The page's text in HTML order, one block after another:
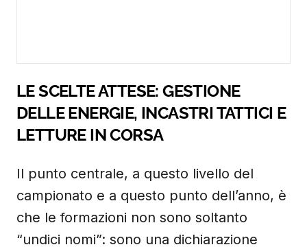
LE SCELTE ATTESE: GESTIONE
DELLE ENERGIE, INCASTRI TATTICI E
LETTURE IN CORSA
Il punto centrale, a questo livello del
campionato e a questo punto dell’anno, è
che le formazioni non sono soltanto
“undici nomi”: sono una dichiarazione